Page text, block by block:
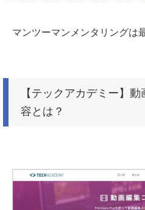
マンツーマンメンタリングは
【テックアカデミー】
容とは？